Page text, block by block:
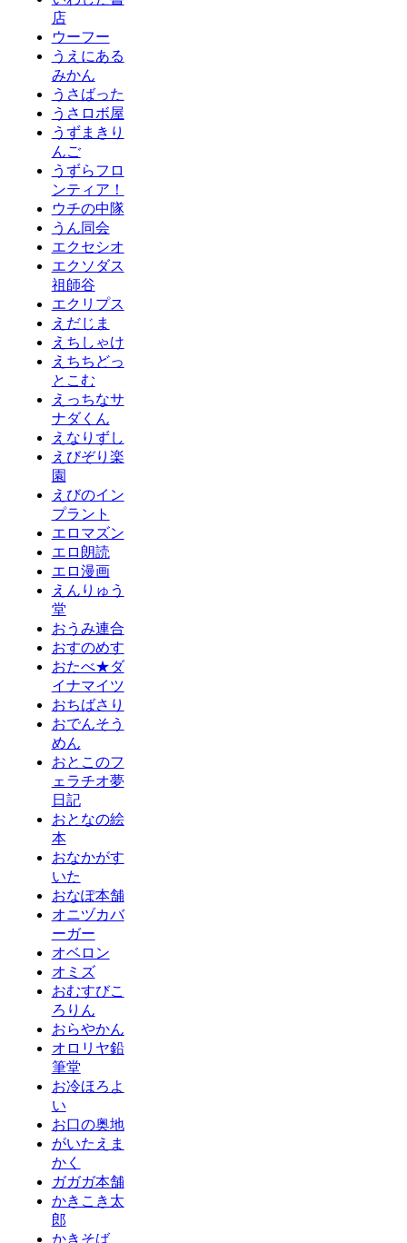
店
ウーフー
うえにある
みかん
うさばった
うさロボ屋
うずまきり
んご
うずらフロ
ンティア！
ウチの中隊
うん同会
エクセシオ
エクソダス
祖師谷
エクリプス
えだじま
えちしゃけ
えちちどっ
とこむ
えっちなサ
ナダくん
えなりずし
えびぞり楽
園
えびのイン
プラント
エロマズン
エロ朗読
エロ漫画
えんりゅう
堂
おうみ連合
おすのめす
おたべ★ダ
イナマイツ
おちばさり
おでんそう
めん
おとこのフ
ェラチオ夢
日記
おとなの絵
本
おなかがす
いた
おなぽ本舗
オニヅカバ
ーガー
オベロン
オミズ
おむすびこ
ろりん
おらやかん
オロリヤ鉛
筆堂
お冷ほろよ
い
お口の奥地
がいたえま
かく
ガガガ本舗
かきこき太
郎
かきそば